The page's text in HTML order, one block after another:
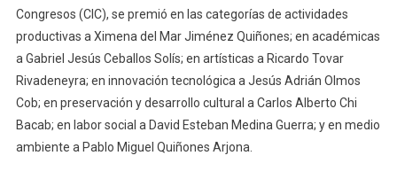
Congresos (CIC), se premió en las categorías de actividades
productivas a Ximena del Mar Jiménez Quiñones; en académicas
a Gabriel Jesús Ceballos Solís; en artísticas a Ricardo Tovar
Rivadeneyra; en innovación tecnológica a Jesús Adrián Olmos
Cob; en preservación y desarrollo cultural a Carlos Alberto Chi
Bacab; en labor social a David Esteban Medina Guerra; y en medio
ambiente a Pablo Miguel Quiñones Arjona.